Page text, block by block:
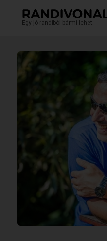
Egy jó randiból bármi lehet.